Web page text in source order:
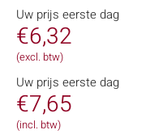
Uw prijs eerste dag
€6,32
(excl. btw)
Uw prijs eerste dag
€7,65
(incl. btw)